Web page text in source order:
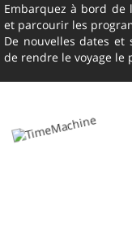
Embarquez à bord
et parcourir les
De nouvelles dates et
de rendre le voyage le